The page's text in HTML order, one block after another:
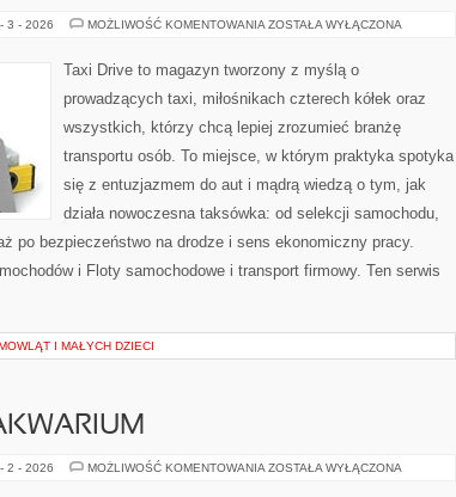
3 - 2026 MOŻLIWOŚĆ KOMENTOWANIA TAKSÓWKARZE
ZOSTAŁA WYŁĄCZONA
Taxi Drive to magazyn tworzony z myślą o
prowadzących taxi, miłośnikach czterech kółek oraz
wszystkich, którzy chcą lepiej zrozumieć branżę
transportu osób. To miejsce, w którym praktyka spotyka
się z entuzjazmem do aut i mądrą wiedzą o tym, jak
działa nowoczesna taksówka: od selekcji samochodu,
po bezpieczeństwo na drodze i sens ekonomiczny pracy.
i Floty samochodowe i transport firmowy. Ten serwis
I MAŁYCH DZIECI
2 - 2026 MOŻLIWOŚĆ KOMENTOWANIA ZAKŁADANIE
ZOSTAŁA WYŁĄCZONA